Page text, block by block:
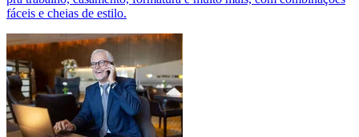
fáceis e cheias de estilo.